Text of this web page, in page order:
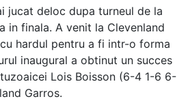
jucat deloc dupa turneul de la
in finala. A venit la Clevenland
hardul pentru a fi intr-o forma
inaugural a obtinut un succes
Lois Boisson (6-4 1-6 6-
Garros.